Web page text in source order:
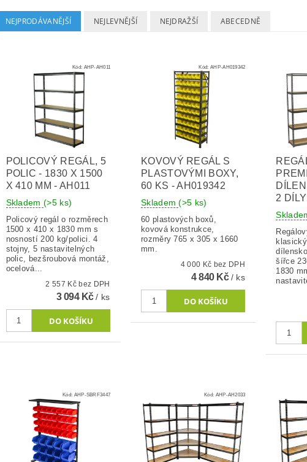
NEJPRODÁVANĚJŠÍ NEJLEVNĚJŠÍ NEJDRAŽŠÍ ABECEDNĚ
Kód: AHP-AH011
POLICOVÝ REGÁL, 5
POLIC - 1830 X 1500
X 410 MM - AH011
Skladem(>5 ks)
Policový regál o rozměrech
1500 x 410 x 1830 mm s
nosností 200 kg/polici. 4
stojny, 5 nastavitelných
polic, bezšroubová montáž,
ocelová...
2 557 Kč bez DPH
3 094 Kč/ ks
Kód: AHP-AH019342
KOVOVÝ REGÁL S
PLASTOVÝMI BOXY,
60 KS - AH019342
Skladem(>5 ks)
60 plastových boxů,
kovová konstrukce,
rozměry 765 x 305 x 1660
mm.
4 000 Kč bez DPH
4 840 Kč/ ks
2
šířce
1830
Kód: AHP-SBRF3447 Kód: AHP-AH2033